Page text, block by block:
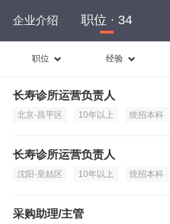
企业介绍 职位 · 34
职位 经验
长寿诊所运营负责人
北京-昌平区 10年以上 统招本科
长寿诊所运营负责人
沈阳-皇姑区 10年以上 统招本科
采购助理/主管